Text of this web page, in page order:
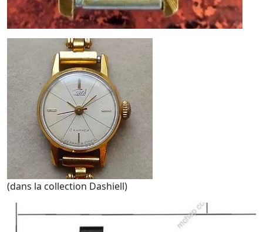
(dans la collection Dashiell)